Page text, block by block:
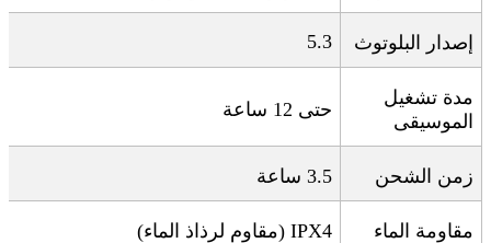
إصدار البلوتوث 5.3
مدة تشغيل
الموسيقى
حتى 12 ساعة
زمن الشحن 3.5 ساعة
مقاومة الماء IPX4 ( مقاوم لرذاذ الماء)